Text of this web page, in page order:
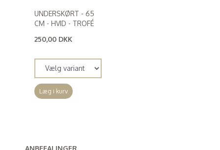
UNDERSKØRT - 65
CM - HVID - TROFÉ
250,00 DKK
Læg i kurv
ANBEFALINGER